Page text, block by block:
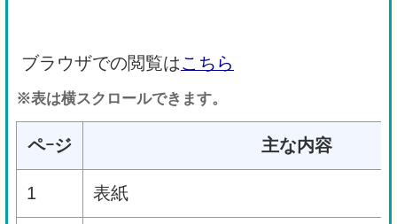
ブラウザでの閲覧はこちら
※表は横スクロールできます。
ペｰジ 主な内容
1 表紙